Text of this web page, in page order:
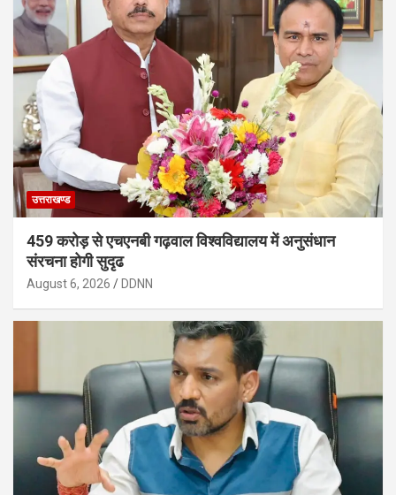
उत्तराखण्ड
459 करोड़ से एचएनबी गढ़वाल विश्वविद्यालय में अनुसंधान
संरचना होगी सुदृढ
August 6, 2026 DDNN